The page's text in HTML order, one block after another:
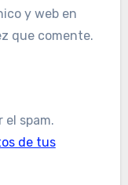
y web en
que comente.
el spam.
de tus